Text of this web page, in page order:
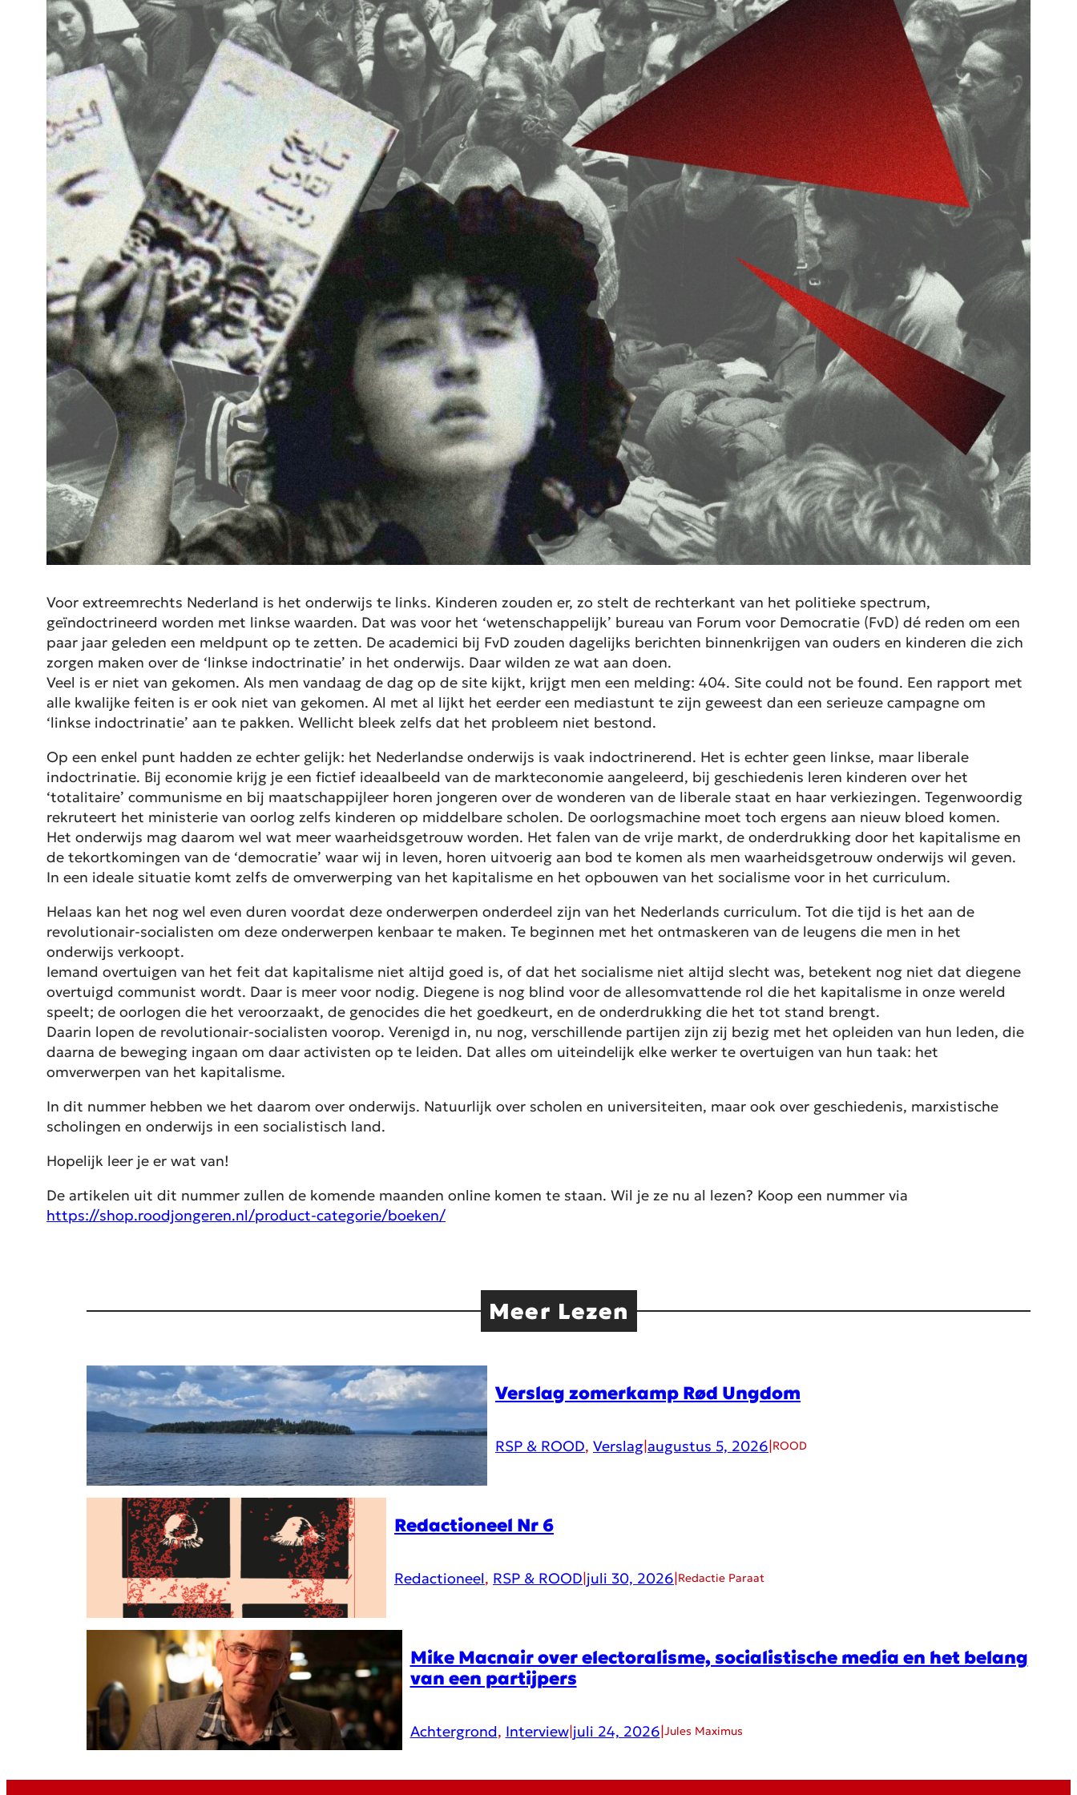
Voor extreemrechts Nederland is het onderwijs te links. Kinderen zouden er, zo stelt de rechterkant van het politieke spectrum,
geïndoctrineerd worden met linkse waarden. Dat was voor het ‘wetenschappelijk’ bureau van Forum voor Democratie (FvD) dé reden om een
paar jaar geleden een meldpunt op te zetten. De academici bij FvD zouden dagelijks berichten binnenkrijgen van ouders en kinderen die zich
zorgen maken over de ‘linkse indoctrinatie’ in het onderwijs. Daar wilden ze wat aan doen.
Veel is er niet van gekomen. Als men vandaag de dag op de site kijkt, krijgt men een melding: 404. Site could not be found. Een rapport met
alle kwalijke feiten is er ook niet van gekomen. Al met al lijkt het eerder een mediastunt te zijn geweest dan een serieuze campagne om
‘linkse indoctrinatie’ aan te pakken. Wellicht bleek zelfs dat het probleem niet bestond.
Op een enkel punt hadden ze echter gelijk: het Nederlandse onderwijs is vaak indoctrinerend. Het is echter geen linkse, maar liberale
indoctrinatie. Bij economie krijg je een fictief ideaalbeeld van de markteconomie aangeleerd, bij geschiedenis leren kinderen over het
‘totalitaire’ communisme en bij maatschappijleer horen jongeren over de wonderen van de liberale staat en haar verkiezingen. Tegenwoordig
rekruteert het ministerie van oorlog zelfs kinderen op middelbare scholen. De oorlogsmachine moet toch ergens aan nieuw bloed komen.
Het onderwijs mag daarom wel wat meer waarheidsgetrouw worden. Het falen van de vrije markt, de onderdrukking door het kapitalisme en
de tekortkomingen van de ‘democratie’ waar wij in leven, horen uitvoerig aan bod te komen als men waarheidsgetrouw onderwijs wil geven.
In een ideale situatie komt zelfs de omverwerping van het kapitalisme en het opbouwen van het socialisme voor in het curriculum.
Helaas kan het nog wel even duren voordat deze onderwerpen onderdeel zijn van het Nederlands curriculum. Tot die tijd is het aan de
revolutionair-socialisten om deze onderwerpen kenbaar te maken. Te beginnen met het ontmaskeren van de leugens die men in het
onderwijs verkoopt.
Iemand overtuigen van het feit dat kapitalisme niet altijd goed is, of dat het socialisme niet altijd slecht was, betekent nog niet dat diegene
overtuigd communist wordt. Daar is meer voor nodig. Diegene is nog blind voor de allesomvattende rol die het kapitalisme in onze wereld
speelt; de oorlogen die het veroorzaakt, de genocides die het goedkeurt, en de onderdrukking die het tot stand brengt.
Daarin lopen de revolutionair-socialisten voorop. Verenigd in, nu nog, verschillende partijen zijn zij bezig met het opleiden van hun leden, die
daarna de beweging ingaan om daar activisten op te leiden. Dat alles om uiteindelijk elke werker te overtuigen van hun taak: het
omverwerpen van het kapitalisme.
In dit nummer hebben we het daarom over onderwijs. Natuurlijk over scholen en universiteiten, maar ook over geschiedenis, marxistische
scholingen en onderwijs in een socialistisch land.
Hopelijk leer je er wat van!
De artikelen uit dit nummer zullen de komende maanden online komen te staan. Wil je ze nu al lezen? Koop een nummer via
https://shop.roodjongeren.nl/product-categorie/boeken/
Meer Lezen
Verslag zomerkamp Rød Ungdom
RSP & ROOD, Verslag|augustus 5, 2026|ROOD
Redactioneel Nr 6
Redactioneel, RSP & ROOD|juli 30, 2026|Redactie Paraat
Mike Macnair over electoralisme, socialistische media en het belang
van een partijpers
Achtergrond, Interview|juli 24, 2026|Jules Maximus